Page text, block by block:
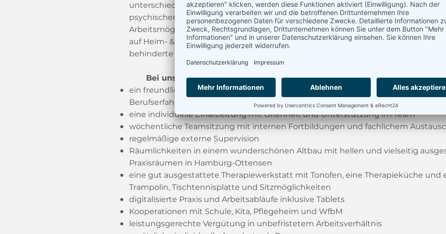
unterschiedlicher Altersstruktur. Da wir sowohl den pädiatrischen,
psychischen Bereich in unserer Praxis abdecken, bieten wir fachlich und
Arbeitsmöglichkeiten sowie einen abwechslungsreichen Arbeitsalltag. Therapien
auf Heim- & Hausbesuchen sowie bei unseren Kooperationspartnern (Kita,
behinderte Menschen und Pflegeheimen) durchgeführt.
Bei uns erwartet dich:
ein freundliches, herzliches und kompetentes Team mit breitgefächerter
Berufserfahrung
eine individuelle Einarbeitung mit Offenheit und Unterstützung im Team
wöchentliche Teamsitzung mit internen Fortbildungen und fachlichem
regelmäßige externe Supervision
Räumlichkeiten in einem wunderschönen Altbau mit hellen und vielseitig
Praxisräumen in Hamburg-Ottensen
eine gut ausgestattete Therapiewerkstatt mit Tonofen, eine Therapieküche und
Trampolin, Tischtennisplatte und Sitzmöglichkeiten
digitalisierte Praxis und Arbeitsabläufe inklusive Tablets
Kooperationen mit Schule, Kita, Pflegeheim und WfbM
leistungsgerechte Vergütung in unbefristetem Arbeitsverhältnis